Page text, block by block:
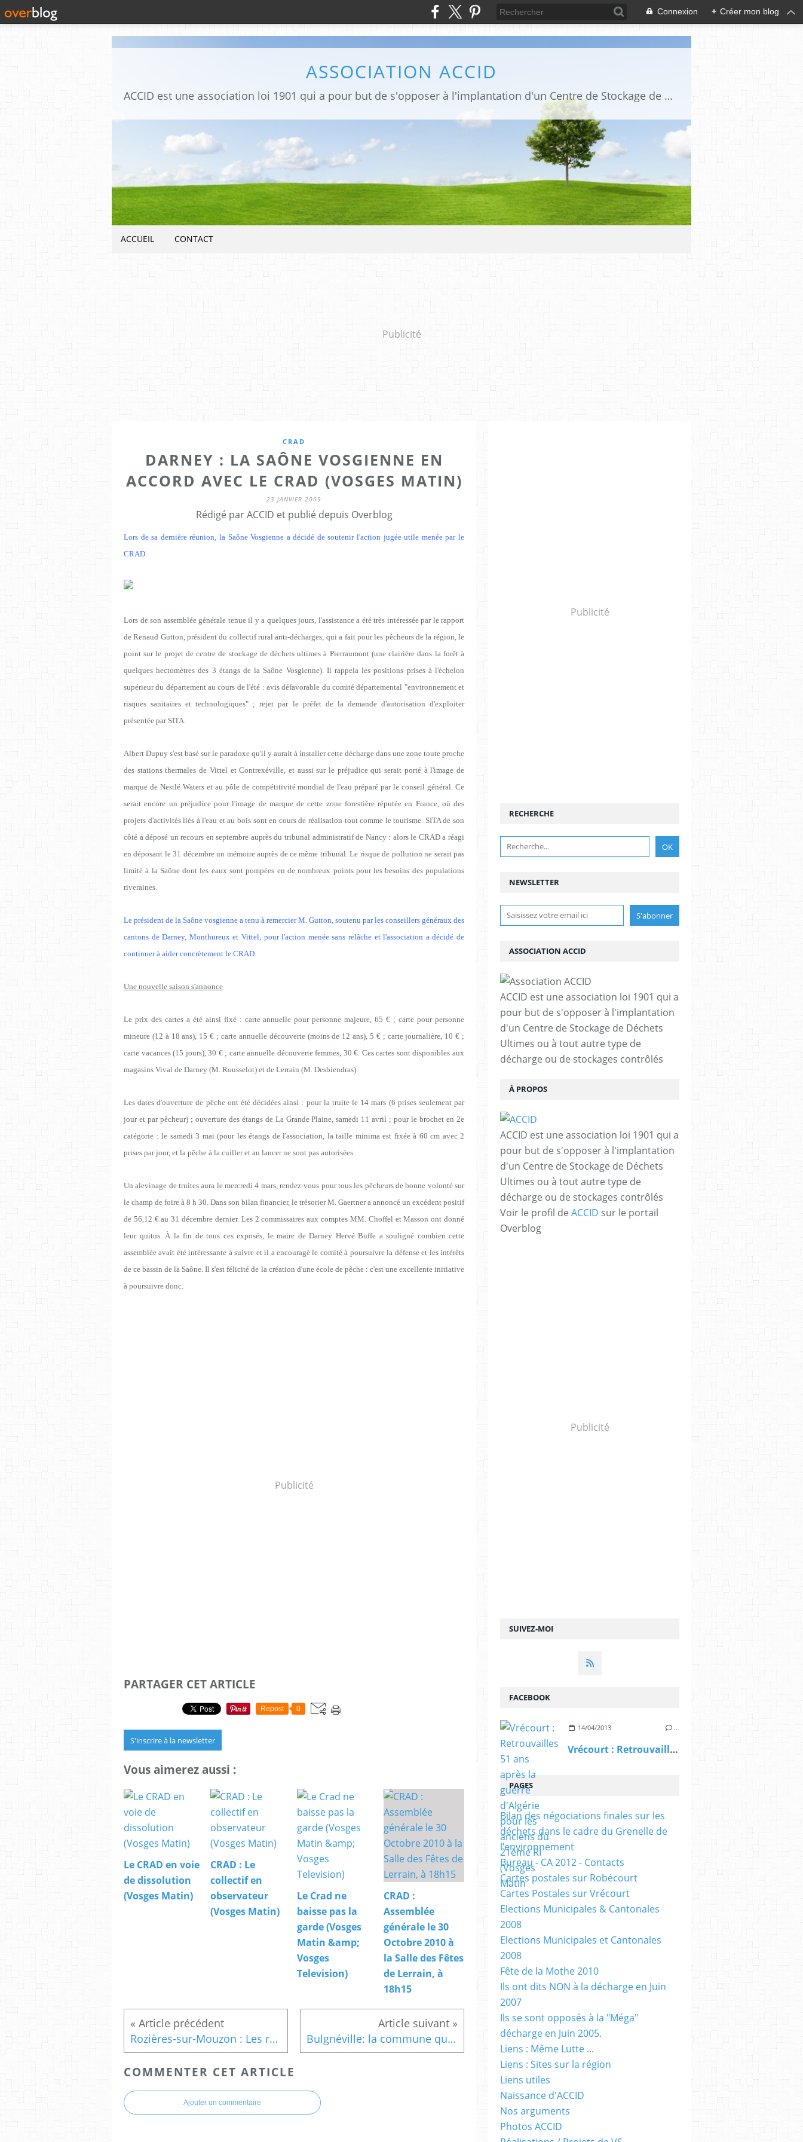
Connexion + Créer mon blog
ASSOCIATION ACCID
ACCID est une association loi 1901 qui a pour but de s'opposer à l'implantation d'un Centre de Stockage de Déchets Ultimes ou à tout autre type de décharge ou de stockages contrôlés
ACCUEIL CONTACT
Publicité
CRAD
DARNEY : LA SAÔNE VOSGIENNE EN
ACCORD AVEC LE CRAD (VOSGES MATIN)
23 JANVIER 2009
Rédigé par ACCID et publié depuis Overblog
Lors de sa dernière réunion, la Saône Vosgienne a décidé de soutenir l'action jugée utile menée par le
CRAD.
Lors de son assemblée générale tenue il y a quelques jours, l'assistance a été très intéressée par le rapport
de Renaud Gutton, président du collectif rural anti-décharges, qui a fait pour les pêcheurs de la région, le
point sur le projet de centre de stockage de déchets ultimes à Pierraumont (une clairière dans la forêt à
quelques hectomètres des 3 étangs de la Saône Vosgienne). Il rappela les positions prises à l'échelon
supérieur du département au cours de l'été : avis défavorable du comité départemental "environnement et
risques sanitaires et technologiques" ; rejet par le préfet de la demande d'autorisation d'exploiter
présentée par SITA.
Albert Dupuy s'est basé sur le paradoxe qu'il y aurait à installer cette décharge dans une zone toute proche
des stations thermales de Vittel et Contrexéville, et aussi sur le préjudice qui serait porté à l'image de
marque de Nestlé Waters et au pôle de compétitivité mondial de l'eau préparé par le conseil général. Ce
serait encore un préjudice pour l'image de marque de cette zone forestière réputée en France, où des
projets d'activités liés à l'eau et au bois sont en cours de réalisation tout comme le tourisme. SITA de son
côté a déposé un recours en septembre auprès du tribunal administratif de Nancy : alors le CRAD a réagi
en déposant le 31 décembre un mémoire auprès de ce même tribunal. Le risque de pollution ne serait pas
limité à la Saône dont les eaux sont pompées en de nombreux points pour les besoins des populations
riveraines.
Le président de la Saône vosgienne a tenu à remercier M. Gutton, soutenu par les conseillers généraux des
cantons de Darney, Monthureux et Vittel, pour l'action menée sans relâche et l'association a décidé de
continuer à aider concrètement le CRAD.
Une nouvelle saison s'annonce
Le prix des cartes a été ainsi fixé : carte annuelle pour personne majeure, 65 € ; carte pour personne
mineure (12 à 18 ans), 15 € ; carte annuelle découverte (moins de 12 ans), 5 € ; carte journalière, 10 € ;
carte vacances (15 jours), 30 € ; carte annuelle découverte femmes, 30 €. Ces cartes sont disponibles aux
magasins Vival de Darney (M. Rousselot) et de Lerrain (M. Desbiendras).
Les dates d'ouverture de pêche ont été décidées ainsi : pour la truite le 14 mars (6 prises seulement par
jour et par pêcheur) ; ouverture des étangs de La Grande Plaine, samedi 11 avril ; pour le brochet en 2e
catégorie : le samedi 3 mai (pour les étangs de l'association, la taille minima est fixée à 60 cm avec 2
prises par jour, et la pêche à la cuiller et au lancer ne sont pas autorisées.
Un alevinage de truites aura le mercredi 4 mars, rendez-vous pour tous les pêcheurs de bonne volonté sur
le champ de foire à 8 h 30. Dans son bilan financier, le trésorier M. Gaertner a annoncé un excédent positif
de 56,12 € au 31 décembre dernier. Les 2 commissaires aux comptes MM. Choffel et Masson ont donné
leur quitus. À la fin de tous ces exposés, le maire de Darney Hervé Buffe a souligné combien cette
assemblée avait été intéressante à suivre et il a encouragé le comité à poursuivre la défense et les intérêts
de ce bassin de la Saône. Il s'est félicité de la création d'une école de pêche : c'est une excellente initiative
à poursuivre donc.
Publicité
PARTAGER CET ARTICLE
Repost 0
S'inscrire à la newsletter
Vous aimerez aussi :
Le CRAD en voie
de dissolution
(Vosges Matin)
CRAD : Le
collectif en
observateur
(Vosges Matin)
Le Crad ne
baisse pas la
garde (Vosges
Matin &amp;
Vosges
Television)
CRAD :
Assemblée
générale le 30
Octobre 2010 à
la Salle des Fêtes
de Lerrain, à
18h15
Rozières-sur-Mouzon : Les regards se tournent vers 2009 (Vosges Matin) Bulgnéville: la commune quitte l'association des maires (Vosges Matin)
COMMENTER CET ARTICLE
Ajouter un commentaire
Publicité
NEWSLETTER
SUIVEZ-MOI
RECHERCHE
ASSOCIATION ACCID
ACCID est une association loi 1901 qui a
pour but de s'opposer à l'implantation
d'un Centre de Stockage de Déchets
Ultimes ou à tout autre type de
décharge ou de stockages contrôlés
À PROPOS
ACCID est une association loi 1901 qui a
pour but de s'opposer à l'implantation
d'un Centre de Stockage de Déchets
Ultimes ou à tout autre type de
décharge ou de stockages contrôlés
Voir le profil de ACCID sur le portail
Overblog
Publicité
FACEBOOK
14/04/2013 …
Vrécourt : Retrouvailles 51 ans après la guerre d'Algérie pour les anciens du 21ème RI (Vosges Matin
PAGES
Bilan des négociations finales sur les
déchets dans le cadre du Grenelle de
l’environnement
Bureau - CA 2012 - Contacts
Cartes postales sur Robécourt
Cartes Postales sur Vrécourt
Elections Municipales & Cantonales
2008
Elections Municipales et Cantonales
2008
Fête de la Mothe 2010
Ils ont dits NON à la décharge en Juin
2007
Ils se sont opposés à la "Méga"
décharge en Juin 2005.
Liens : Même Lutte ...
Liens : Sites sur la région
Liens utiles
Naissance d'ACCID
Nos arguments
Photos ACCID